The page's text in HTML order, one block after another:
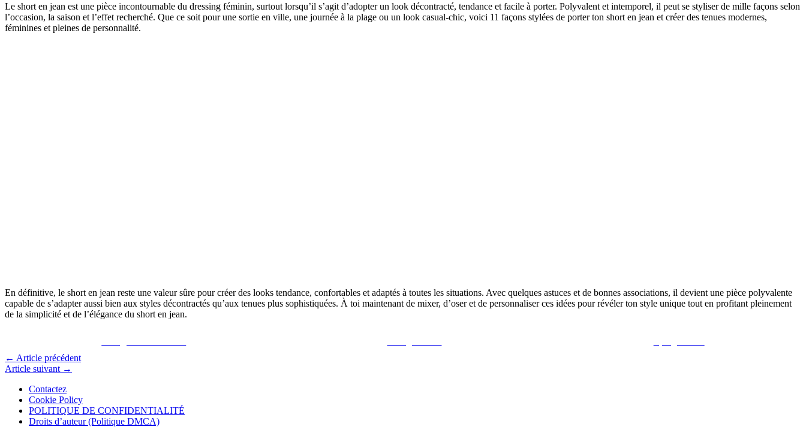
Le short en jean est une pièce incontournable du dressing féminin, surtout lorsqu’il s’agit d’adopter un look décontracté, tendance et facile à porter. Polyvalent et intemporel, il peut se styliser de mille façons selon
l’occasion, la saison et l’effet recherché. Que ce soit pour une sortie en ville, une journée à la plage ou un look casual-chic, voici 11 façons stylées de porter ton short en jean et créer des tenues modernes,
féminines et pleines de personnalité.
En définitive, le short en jean reste une valeur sûre pour créer des looks tendance, confortables et adaptés à toutes les situations. Avec quelques astuces et de bonnes associations, il devient une pièce polyvalente
capable de s’adapter aussi bien aux styles décontractés qu’aux tenues plus sophistiquées. À toi maintenant de mixer, d’oser et de personnaliser ces idées pour révéler ton style unique tout en profitant pleinement
de la simplicité et de l’élégance du short en jean.
← Article précédent
Article suivant →
Contactez
Cookie Policy
POLITIQUE DE CONFIDENTIALITÉ
Droits d’auteur (Politique DMCA)